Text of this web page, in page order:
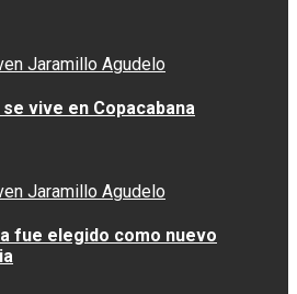
Jaramillo Agudelo
vive en Copacabana
Jaramillo Agudelo
fue elegido como nuevo